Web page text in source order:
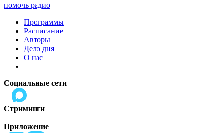
помочь радио
Программы
Расписание
Авторы
Дело дня
О нас
Социальные сети
Стриминги
Приложение